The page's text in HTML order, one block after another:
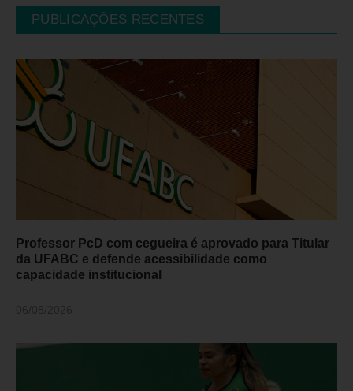
PUBLICAÇÕES RECENTES
Professor PcD com cegueira é aprovado para Titular
da UFABC e defende acessibilidade como
capacidade institucional